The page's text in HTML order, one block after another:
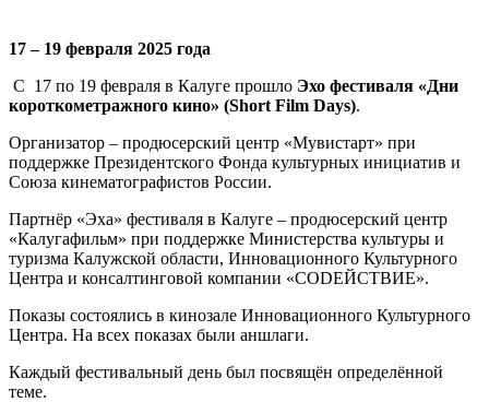
17 – 19 февраля 2025 года
С 17 по 19 февраля в Калуге прошло Эхо фестиваля «Дни
короткометражного кино» (Short Film Days).
Организатор – продюсерский центр «Мувистарт» при
поддержке Президентского Фонда культурных инициатив и
Союза кинематографистов России.
Партнёр «Эха» фестиваля в Калуге – продюсерский центр
«Калугафильм» при поддержке Министерства культуры и
туризма Калужской области, Инновационного Культурного
Центра и консалтинговой компании «СОDЕЙСТВИЕ».
Показы состоялись в кинозале Инновационного Культурного
Центра. На всех показах были аншлаги.
Каждый фестивальный день был посвящён определённой
теме.